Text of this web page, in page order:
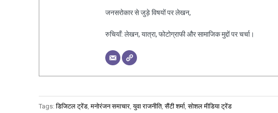
जनसरोकार से जुड़े विषयों पर लेखन,
रुचियाँ: लेखन, यात्रा, फोटोग्राफी और सामाजिक मुद्दों पर चर्चा।
Tags:डिजिटल ट्रेंड,मनोरंजन समाचार,युवा राजनीति,सैंटी शर्मा,सोशल मीडिया ट्रेंड